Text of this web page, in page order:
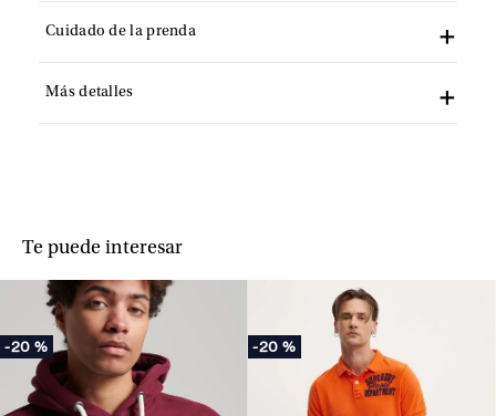
Cuidado de la prenda
Más detalles
Te puede interesar
-20 % -20 %